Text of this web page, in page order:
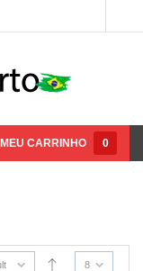
MEU CARRINHO 0
8